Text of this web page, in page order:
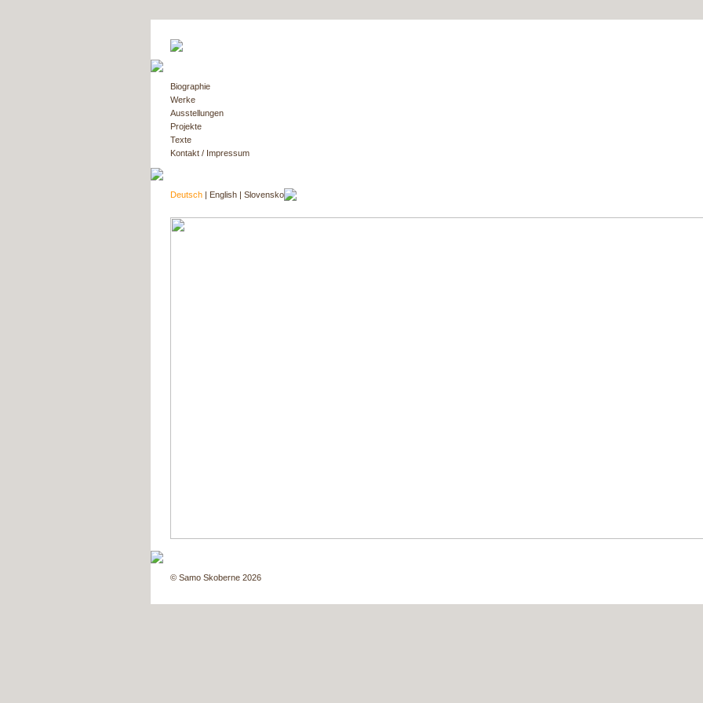
Biographie
Werke
Ausstellungen
Projekte
Texte
Kontakt / Impressum
Deutsch | English | Slovensko
© Samo Skoberne 2026